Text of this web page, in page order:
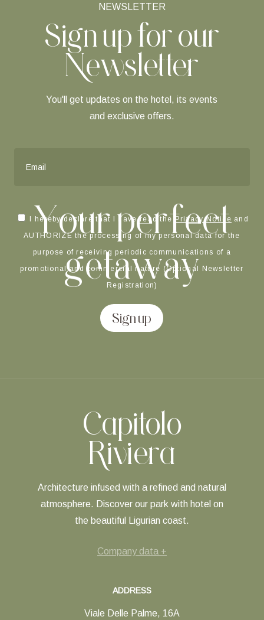
Yourperfect
getaway
NEWSLETTER
Sign up for our
Newsletter
You'll get updates on the hotel, its events
and exclusive offers.
I hereby declare that I have read the Privacy Notice and
AUTHORIZE the processing of my personal data for the
purpose of receiving periodic communications of a
promotional and commercial nature (Optional Newsletter
Registration)
Sign up
Capitolo
Riviera
Architecture infused with a refined and natural
atmosphere. Discover our park with hotel on
the beautiful Ligurian coast.
Company data +
ADDRESS
Viale Delle Palme, 16A